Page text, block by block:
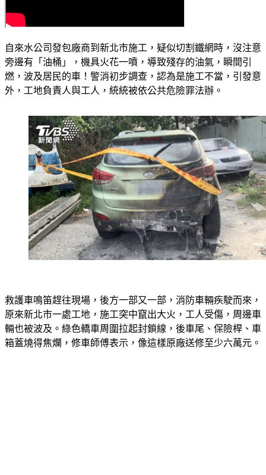
自來水公司發包廠商到新北市施工，疑似切割鐵網時，沒注意
旁邊有「油桶」，機具火花一噴，導致殘存的油氣，瞬間引
燃，波及居民的車！警消初步調查，認為是施工不當，引發意
外，工地負責人與工人，統統被依公共危險罪法辦。
救護車鳴笛趕往現場，後方一部又一部，消防車輛疾駛而來，
原來新北市一處工地，施工突中竄出大火，工人受傷，周邊車
輛也被波及。綠色轎車周圍拉起封鎖線，後車尾、保險桿、車
箱蓋燒得焦爛，修車師傅表示，像這樣原廠送修至少六萬元。